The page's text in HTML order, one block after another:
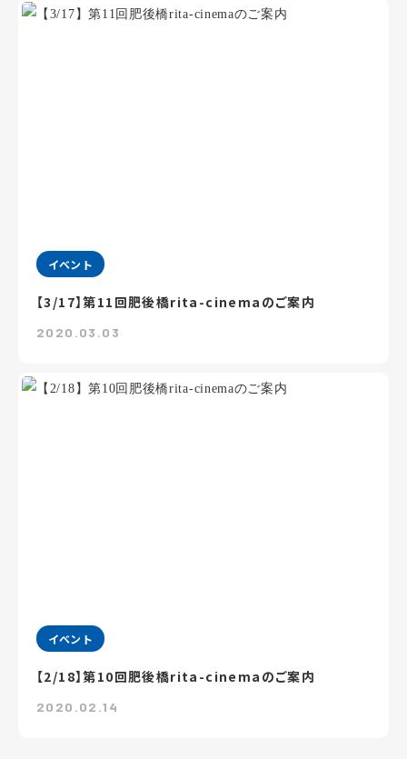
イベント
【3/17】第11回肥後橋rita-cinemaのご案内
2020.03.03
イベント
【2/18】第10回肥後橋rita-cinemaのご案内
2020.02.14